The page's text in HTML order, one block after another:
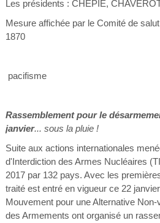
Les présidents : CHEPIÉ,
Mesure affichée par le Comité de
1870
pacifisme
Rassemblement pour le
janvier... sous la pluie !
Suite aux actions internationales
d'Interdiction des Armes Nucléaires
2017 par 132 pays. Avec les
traité est entré en vigueur ce 22
Mouvement pour une Alternative
des Armements ont organisé un